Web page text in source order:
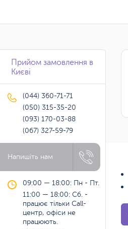
Прийом замовлення в
Києві
(044) 360-71-71
(050) 315-35-20
(093) 170-03-88
(067) 327-59-79
Напишіть нам
09:00 — 18:00: Пн - Пт.
11:00 — 18:00: Сб. -
працює тільки Call-
центр, офіси не
працюють.